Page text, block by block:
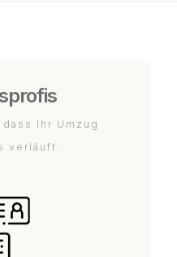
Ihr Umzug
verläuft.